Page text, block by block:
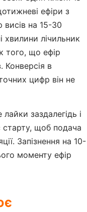
ефіри з
на 15-30
хвилини лічильник
того, що ефір
Конверсія в
цифр він не
заздалегідь і
щоб подача
Запізнення на 10-
моменту ефір